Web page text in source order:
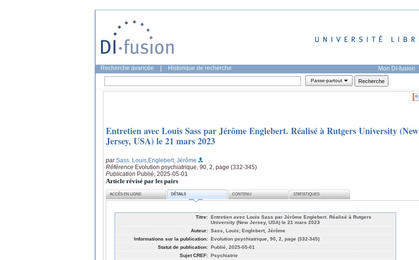
Recherche avancée Historique de recherche Mon DI-fusion
Passe-partout
Entretien avec Louis Sass par Jérôme Englebert. Réalisé à Rutgers University (New
Jersey, USA) le 21 mars 2023
parSass, Louis;Englebert, Jérôme
Référence Evolution psychiatrique, 90, 2, page (332-345)
Publication Publié, 2025-05-01
Article révisé par les pairs
ACCÈS EN LIGNE DÉTAILS CONTENU STATISTIQUES
Titre: Entretien avec Louis Sass par Jérôme Englebert. Réalisé à Rutgers
University (New Jersey, USA) le 21 mars 2023
Auteur: Sass, Louis; Englebert, Jérôme
Informations sur la publication: Evolution psychiatrique, 90, 2, page (332-345)
Statut de publication: Publié, 2025-05-01
Sujet CREF: Psychiatrie